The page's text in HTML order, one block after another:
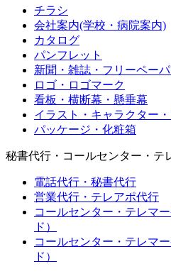
チラシ
会社案内(学校・病院案内)
カタログ
パンフレット
新聞・雑誌・フリーペー
ロゴ・ロゴマーク
看板・横断幕・懸垂幕
イラスト・キャラクター
パッケージ・化粧箱
秘書代行・コールセンター・テ
電話代行・秘書代行
営業代行・テレアポ代行
コールセンター・テレマ
ド）
コールセンター・テレマ
ド）